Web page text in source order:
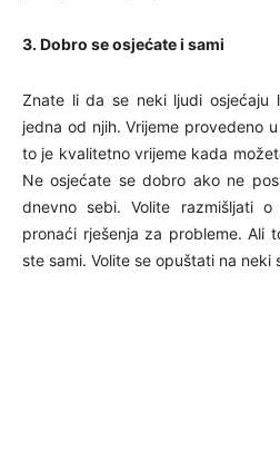
3. Dobro se osjećate i sami
Znate li da se neki ljudi osjećaju
jedna od njih. Vrijeme provedeno
to je kvalitetno vrijeme kada
Ne osjećate se dobro ako ne
dnevno sebi. Volite razmišljati
pronaći rješenja za probleme. Ali
ste sami. Volite se opuštati na neki